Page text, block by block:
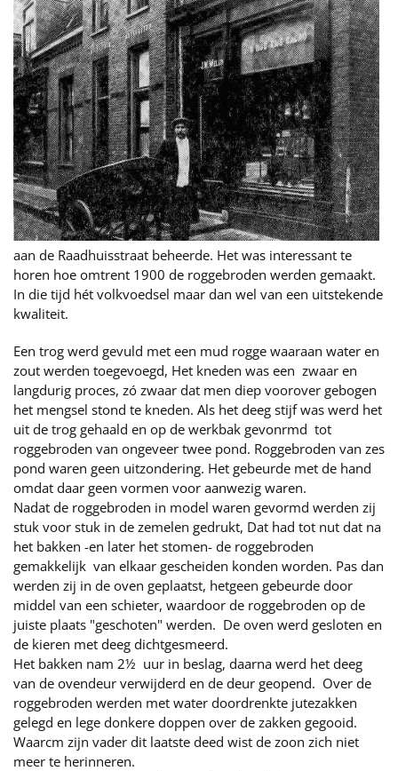
aan de Raadhuisstraat beheerde. Het was interessant te
horen hoe omtrent 1900 de roggebroden werden gemaakt.
In die tijd hét volkvoedsel maar dan wel van een uitstekende
kwaliteit.
Een trog werd gevuld met een mud rogge waaraan water en
zout werden toegevoegd, Het kneden was een zwaar en
langdurig proces, zó zwaar dat men diep voorover gebogen
het mengsel stond te kneden. Als het deeg stijf was werd het
uit de trog gehaald en op de werkbak gevonrmd tot
roggebroden van ongeveer twee pond. Roggebroden van zes
pond waren geen uitzondering. Het gebeurde met de hand
omdat daar geen vormen voor aanwezig waren.
Nadat de roggebroden in model waren gevormd werden zij
stuk voor stuk in de zemelen gedrukt, Dat had tot nut dat na
het bakken -en later het stomen- de roggebroden
gemakkelijk van elkaar gescheiden konden worden. Pas dan
werden zij in de oven geplaatst, hetgeen gebeurde door
middel van een schieter, waardoor de roggebroden op de
juiste plaats "geschoten" werden. De oven werd gesloten en
de kieren met deeg dichtgesmeerd.
Het bakken nam 2½ uur in beslag, daarna werd het deeg
van de ovendeur verwijderd en de deur geopend. Over de
roggebroden werden met water doordrenkte jutezakken
gelegd en lege donkere doppen over de zakken gegooid.
Waarcm zijn vader dit laatste deed wist de zoon zich niet
meer te herinneren.